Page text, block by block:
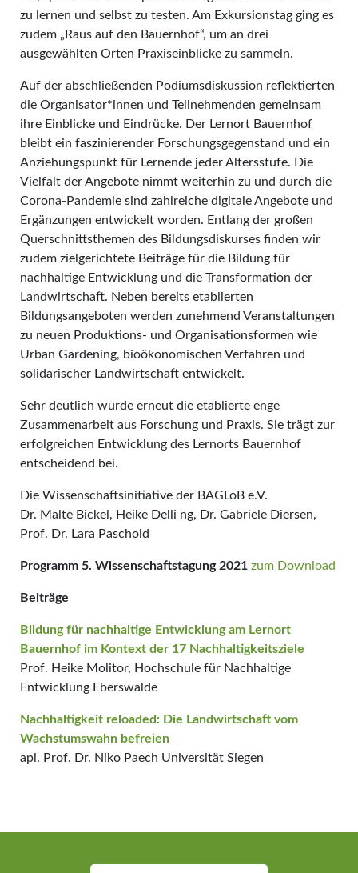
zu lernen und selbst zu testen. Am Exkursionstag ging es
zudem „Raus auf den Bauernhof“, um an drei
ausgewählten Orten Praxiseinblicke zu sammeln.
Auf der abschließenden Podiumsdiskussion reflektierten
die Organisator*innen und Teilnehmenden gemeinsam
ihre Einblicke und Eindrücke. Der Lernort Bauernhof
bleibt ein faszinierender Forschungsgegenstand und ein
Anziehungspunkt für Lernende jeder Altersstufe. Die
Vielfalt der Angebote nimmt weiterhin zu und durch die
Corona-Pandemie sind zahlreiche digitale Angebote und
Ergänzungen entwickelt worden. Entlang der großen
Querschnittsthemen des Bildungsdiskurses finden wir
zudem zielgerichtete Beiträge für die Bildung für
nachhaltige Entwicklung und die Transformation der
Landwirtschaft. Neben bereits etablierten
Bildungsangeboten werden zunehmend Veranstaltungen
zu neuen Produktions- und Organisationsformen wie
Urban Gardening, bioökonomischen Verfahren und
solidarischer Landwirtschaft entwickelt.
Sehr deutlich wurde erneut die etablierte enge
Zusammenarbeit aus Forschung und Praxis. Sie trägt zur
erfolgreichen Entwicklung des Lernorts Bauernhof
entscheidend bei.
Die Wissenschaftsinitiative der BAGLoB e.V.
Dr. Malte Bickel, Heike Delli ng, Dr. Gabriele Diersen,
Prof. Dr. Lara Paschold
Programm 5. Wissenschaftstagung 2021 zum Download
Beiträge
Bildung für nachhaltige Entwicklung am Lernort
Bauernhof im Kontext der 17 Nachhaltigkeitsziele
Prof. Heike Molitor, Hochschule für Nachhaltige
Entwicklung Eberswalde
Nachhaltigkeit reloaded: Die Landwirtschaft vom
Wachstumswahn befreien
apl. Prof. Dr. Niko Paech Universität Siegen